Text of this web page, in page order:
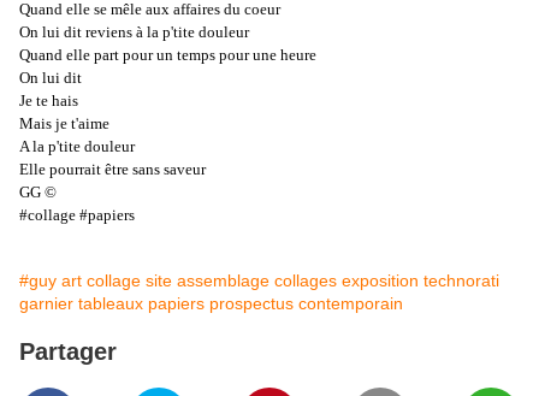
Quand elle se mêle aux affaires du coeur
On lui dit reviens à la p'tite douleur
Quand elle part pour un temps pour une heure
On lui dit
Je te hais
Mais je t'aime
A la p'tite douleur
Elle pourrait être sans saveur
GG ©
#collage #papiers
#guy art collage site assemblage collages exposition technorati
garnier tableaux papiers prospectus contemporain
Partager